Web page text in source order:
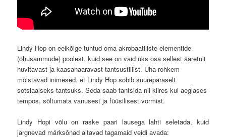
Lindy Hop on eelkõige tuntud oma akrobaatiliste elementide
(õhusammude) poolest, kuid see on vaid üks osa sellest ääretult
huvitavast ja kaasahaaravast tantsustiilist. Üha rohkem
mõistavad inimesed, et Lindy Hop sobib suurepäraselt
sotsiaalseks tantsuks. Seda saab tantsida nii kiires kui aeglases
tempos, sõltumata vanusest ja füüsilisest vormist.
Lindy Hopi võlu on raske paari lausega lahti seletada, kuid
järgnevad märksõnad aitavad tagamaid veidi avada: